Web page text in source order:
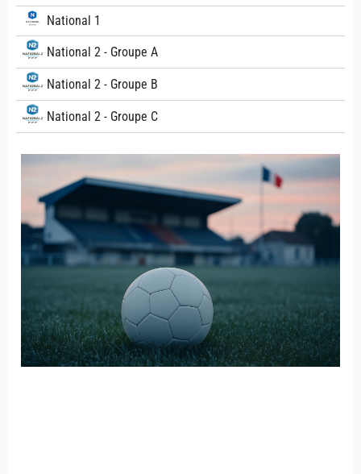
National 1
National 2 - Groupe A
National 2 - Groupe B
National 2 - Groupe C